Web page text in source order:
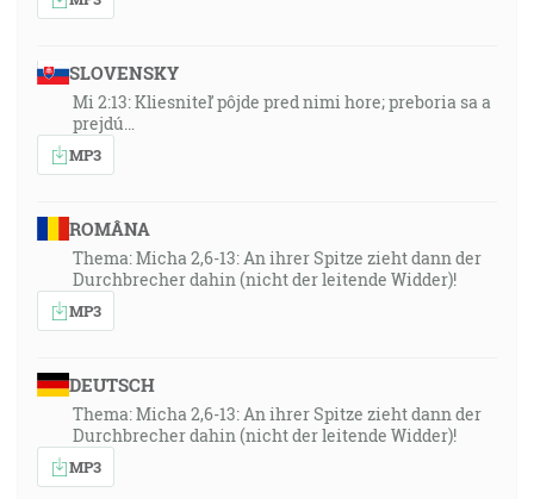
SLOVENSKY
Mi 2:13: Kliesniteľ pôjde pred nimi hore; preboria sa a
prejdú…
MP3
ROMÂNA
Thema: Micha 2,6-13: An ihrer Spitze zieht dann der
Durchbrecher dahin (nicht der leitende Widder)!
MP3
DEUTSCH
Thema: Micha 2,6-13: An ihrer Spitze zieht dann der
Durchbrecher dahin (nicht der leitende Widder)!
MP3